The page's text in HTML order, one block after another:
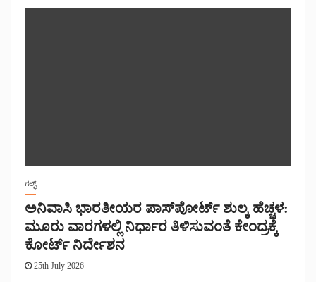
ಗಲ್ಫ್
ಅನಿವಾಸಿ ಭಾರತೀಯರ ಪಾಸ್‌ಪೋರ್ಟ್ ಶುಲ್ಕ ಹೆಚ್ಚಳ:
ಮೂರು ವಾರಗಳಲ್ಲಿ ನಿರ್ಧಾರ ತಿಳಿಸುವಂತೆ ಕೇಂದ್ರಕ್ಕೆ
ಕೋರ್ಟ್ ನಿರ್ದೇಶನ
25th July 2026